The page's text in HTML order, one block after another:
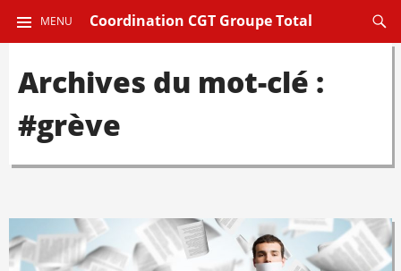
Coordination CGT Groupe Total
MENU
AU
PRINCIPAL
Archives du mot-clé :
#grève